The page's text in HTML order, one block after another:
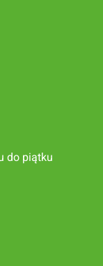
do piątku